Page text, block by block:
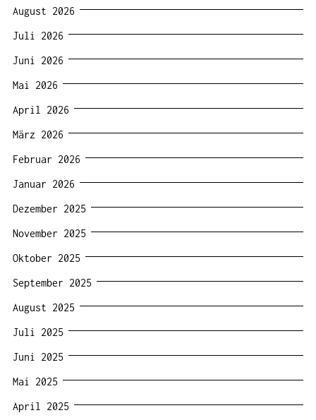
August 2026
Juli 2026
Juni 2026
Mai 2026
April 2026
März 2026
Februar 2026
Januar 2026
Dezember 2025
November 2025
Oktober 2025
September 2025
August 2025
Juli 2025
Juni 2025
Mai 2025
April 2025